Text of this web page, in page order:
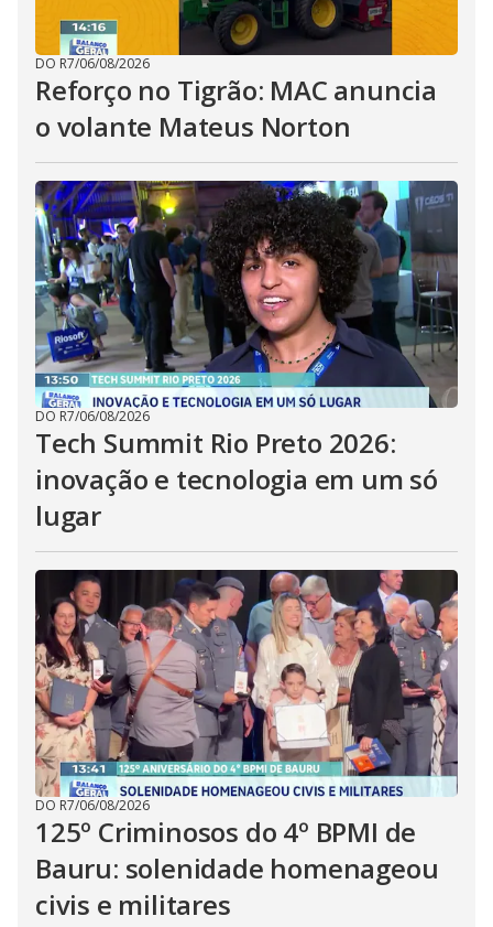
DO R7/06/08/2026
Reforço no Tigrão: MAC anuncia
o volante Mateus Norton
DO R7/06/08/2026
Tech Summit Rio Preto 2026:
inovação e tecnologia em um só
lugar
DO R7/06/08/2026
125º Criminosos do 4º BPMI de
Bauru: solenidade homenageou
civis e militares